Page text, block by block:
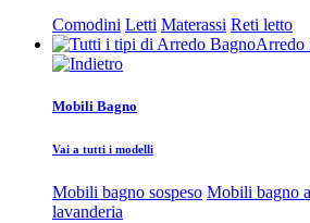
Comodini Letti Materassi Reti letto
Arredo
Mobili Bagno
Vai a tutti i modelli
Mobili bagno sospeso Mobili bagno
lavanderia